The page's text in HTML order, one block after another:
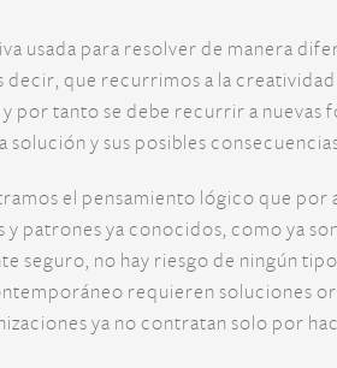
usada para resolver de manera
que recurrimos a la
tanto se debe recurrir a nuevas
y sus posibles
el pensamiento lógico que por
patrones ya conocidos, como ya
no hay riesgo de ningún tipo
requieren soluciones
ya no contratan solo por